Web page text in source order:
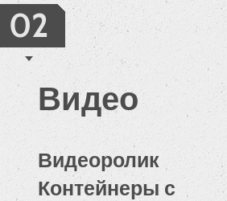
02
Видео
Видеоролик
Контейнеры с